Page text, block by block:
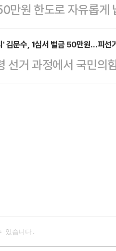
며 “전국으로 출하될
안으…
'에서 "지금 도로 넓
혀봐야 차가 더 늘어
급이 있다면 아예 공급
그것을 제가 하겠다"
축소…
만원 한도로 자유롭게
출시된다.23일 금융위
를 개최해 청년미래
했다.청년미래적금은
제적 자립을 뒷받침하
' 김문수, 1심서 벌금 50만원…피선
선거 과정에서 국민의
기소된 김문수 전 고용